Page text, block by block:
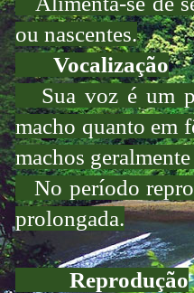
ou nascentes.
Vocalização
Sua voz é um
macho quanto em
machos
No período
prolongada.
Reprodução